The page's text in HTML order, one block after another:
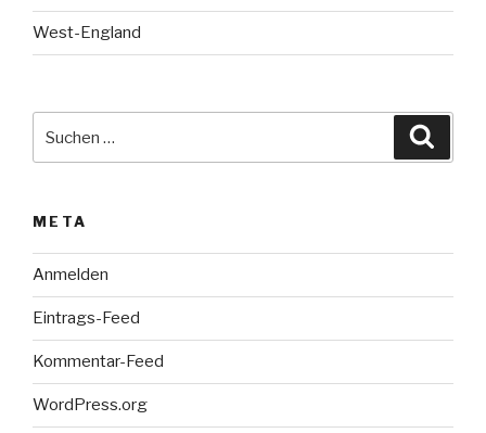
West-England
nach:
META
Anmelden
Eintrags-Feed
Kommentar-Feed
WordPress.org